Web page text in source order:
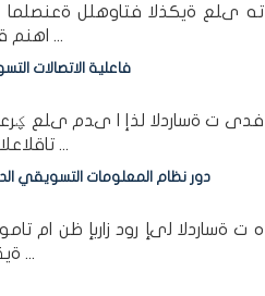
ته ىلع ةيكذلا فتاوهلل ةعنصلما
اهنم قثبنت ،ةيسيئر ةيضرف ىلع ً ءانب تعزو ةنابتسا ةينوتركلإ الهلاخ نم انلصح باجتسا ىلع ة 1936 ...
فاعلية الاتصالات
فدى ت ةساردلا لذإ ا ىدم ىلع
تاقلاعلا ،تاعيببؼا طيشنت ،يصخشلا ) زيزعت في داعبأ ةيفرصبؼا ةمدبػا ةدوج ةمدقبؼا ( ،ةيسوملبؼا ...
دور نظام المعلومات التسويقي
ه ت ةساردلا لىإ رود زاربإ ظن ام
ةيقيوستلا تارابختسلاا ،ليودلا قيوستلا ثوبح في ةيلاعف داعبأو تانوكم جيزلما ليودلا يقيوستلا ...